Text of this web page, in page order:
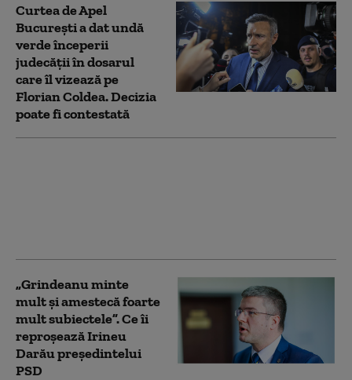
Curtea de Apel
București a dat undă
verde începerii
judecății în dosarul
care îl vizează pe
Florian Coldea. Decizia
poate fi contestată
„Grindeanu minte
mult şi amestecă foarte
mult subiectele”. Ce îi
reproșează Irineu
Darău președintelui
PSD